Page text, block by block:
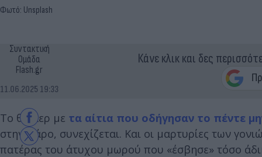
Φωτό: Unsplash
Συντακτική
Ομάδα
Flash.gr
11.06.2025 19:33
Κάνε κλικ και δες
Το θρίλερ με τα αίτια που οδήγησαν το πέντε
στην Πάρο, συνεχίζεται. Και οι μαρτυρίες των
πατέρας του άτυχου μωρού που «έσβησε» τόσο